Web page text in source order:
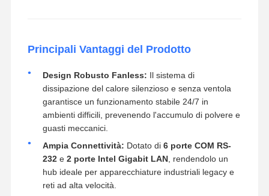
Principali Vantaggi del Prodotto
Design Robusto Fanless: Il sistema di
dissipazione del calore silenzioso e senza ventola
garantisce un funzionamento stabile 24/7 in
ambienti difficili, prevenendo l'accumulo di polvere e
guasti meccanici.
Ampia Connettività: Dotato di 6 porte COM RS-
232e 2 porte Intel Gigabit LAN, rendendolo un
hub ideale per apparecchiature industriali legacy e
reti ad alta velocità.